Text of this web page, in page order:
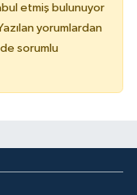
etmiş bulunuyor
yorumlardan
sorumlu